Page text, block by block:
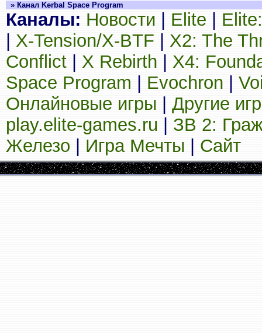
» Канал Kerbal Space Program
Каналы: Новости Elite
X-Tension/X-BTF
X2: The
Conflict
X Rebirth
X4:
Space Program
Evochron
Онлайновые игры
Другие
play.elite-games.ru
ЗВ 2:
Железо
Игра Мечты Сайт